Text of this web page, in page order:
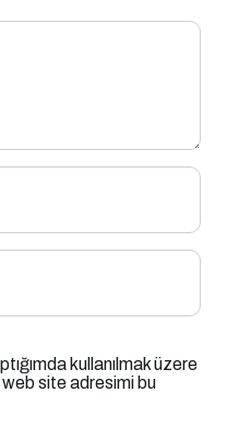
kullanılmak üzere
web site adresimi bu